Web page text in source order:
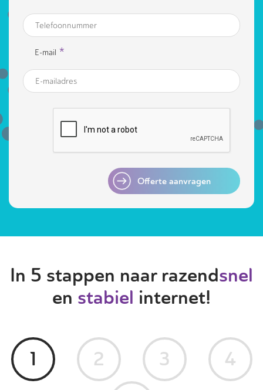
E-mail *
Offerte aanvragen
In 5 stappen naar razendsnel
en stabiel internet!
1 2 3
4